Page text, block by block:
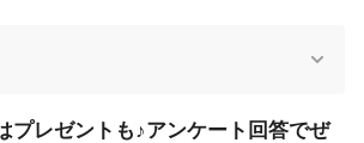
プレゼントも♪アンケート回答でぜ